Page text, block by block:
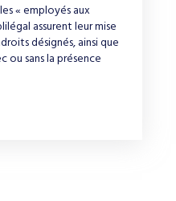
« employés aux
assurent leur mise
désignés, ainsi que
ou sans la présence